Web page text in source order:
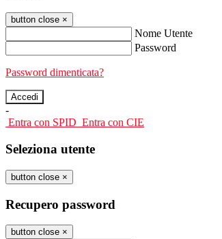
button close ×
Nome Utente
Password
Password dimenticata?
-
Entra con SPID Entra con CIE
Seleziona utente
button close ×
Recupero password
button close ×